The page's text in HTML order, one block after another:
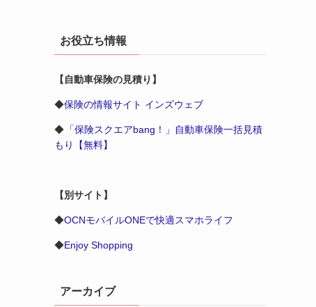
お役立ち情報
【自動車保険の見積り】
◆保険の情報サイト インズウェブ
◆ 「保険スクエアbang！」自動車保険一括見積
もり【無料】
【別サイト】
◆OCNモバイルONEで快適スマホライフ
◆Enjoy Shopping
アーカイブ